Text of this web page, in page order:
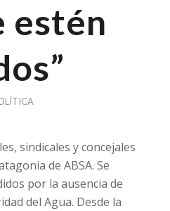
estén
sindicales y concejales
de ABSA. Se
por la ausencia de
del Agua. Desde la